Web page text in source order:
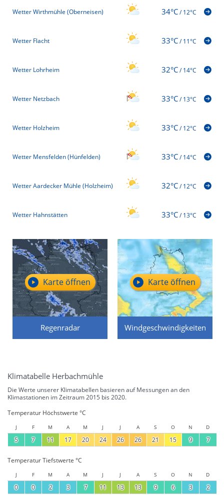
Wetter Wirthmühle (Oberneisen) 34°C/12°C
Wetter Flacht 33°C/11°C
Wetter Lohrheim 32°C/14°C
Wetter Netzbach 33°C/13°C
Wetter Holzheim 33°C/12°C
Wetter Mensfelden (Hünfelden) 33°C/14°C
Wetter Aardecker Mühle (Holzheim) 32°C/12°C
Wetter Hahnstätten 33°C/13°C
Regenradar
Karte öffnen
Windgeschwindigkeiten
Karte öffnen
Klimatabelle Herbachmühle
Die Werte unserer Klimatabellen basieren auf Messungen an den
Klimastationen im Zeitraum 2015 bis 2020.
Temperatur Höchstwerte °C
J F M A M J J A S O N D
5 7 11 17 20 24 26 26 21 15 9 7
Temperatur Tiefstwerte °C
J F M A M J J A S O N D
0 0 2 3 7 11 13 13 9 6 3 2